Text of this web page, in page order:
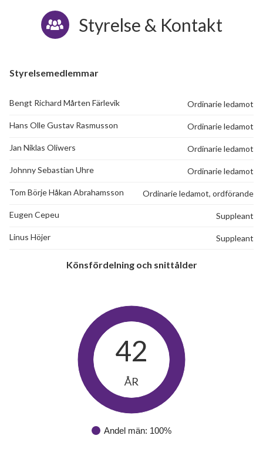
44
lägenheter
Styrelse & Kontakt
Styrelsemedlemmar
Bengt Richard Mårten Färlevik Ordinarie ledamot
Hans Olle Gustav Rasmusson Ordinarie ledamot
Jan Niklas Oliwers Ordinarie ledamot
Johnny Sebastian Uhre Ordinarie ledamot
Tom Börje Håkan Abrahamsson Ordinarie ledamot, ordförande
Eugen Cepeu Suppleant
Linus Höjer Suppleant
Könsfördelning och snittålder
Andel män: 100%
42
ÅR